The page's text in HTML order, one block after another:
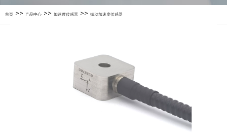
首页 >> 产品中心 >> 加速度传感器 >> 振动加速度传感器